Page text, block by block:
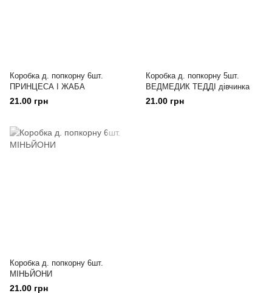
Коробка д. попкорну 6шт.
ПРИНЦЕСА І ЖАБА
21.00 грн
Коробка д. попкорну 5шт.
ВЕДМЕДИК ТЕДДІ дівчинка
21.00 грн
Коробка д. попкорну 6шт.
МІНЬЙОНИ
21.00 грн